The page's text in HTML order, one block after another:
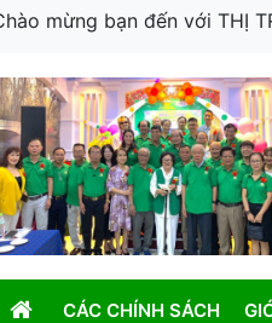
mừng bạn đến với THỊ
CÁC CHÍNH SÁCH